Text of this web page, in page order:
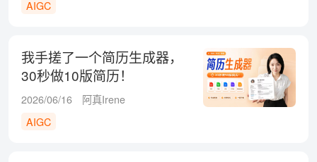
AIGC
我手搓了一个简历生成器，
30秒做10版简历！
2026/06/16
阿真Irene
AIGC